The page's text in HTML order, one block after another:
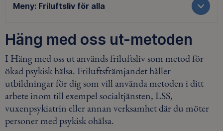
Meny: Friluftsliv för alla
Häng med oss ut-metoden
I Häng med oss ut används friluftsliv som metod för
ökad psykisk hälsa. Friluftsfrämjandet håller
utbildningar för dig som vill använda metoden i ditt
arbete inom till exempel socialtjänsten, LSS,
vuxenpsykiatrin eller annan verksamhet där du möter
personer med psykisk ohälsa.